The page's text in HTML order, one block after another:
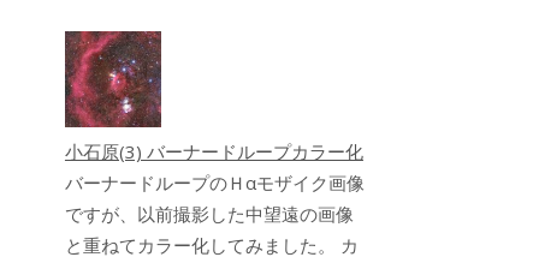
小石原(3) バーナードループカラー化
バーナードループのＨαモザイク画像
ですが、以前撮影した中望遠の画像
と重ねてカラー化してみました。 カ